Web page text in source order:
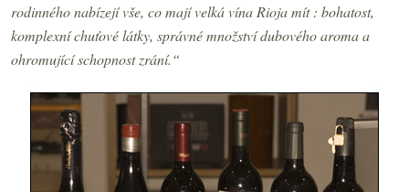
rodinného nabízejí vše, co mají velká vína Rioja mít : bohatost,
komplexní chuťové látky, správné množství dubového aroma a
ohromující schopnost zrání.“